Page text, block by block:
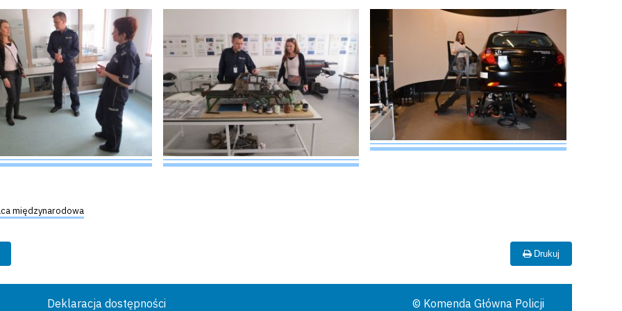
międzynarodowa
Drukuj
Deklaracja dostępności © Komenda Główna Policji